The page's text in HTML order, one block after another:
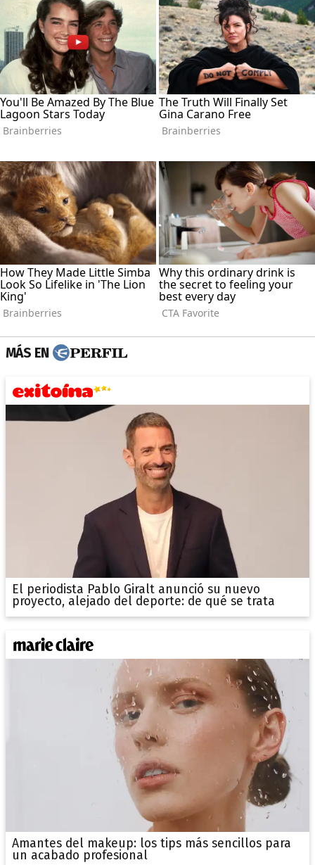
MÁS EN
El periodista Pablo Giralt anunció su nuevo
proyecto, alejado del deporte: de qué se trata
Amantes del makeup: los tips más sencillos para
un acabado profesional